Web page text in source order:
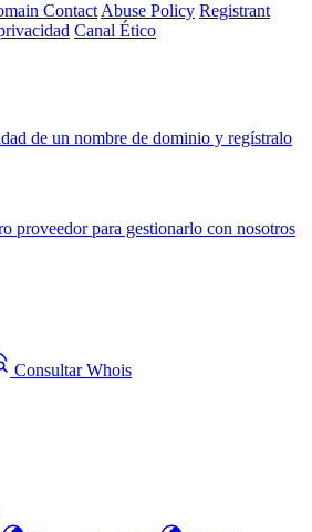
Contact Abuse Policy Registrant
Canal Ético
de un nombre de dominio y regístralo
proveedor para gestionarlo con nosotros
Consultar Whois